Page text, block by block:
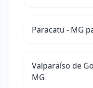
Paracatu - MG
Valparaíso de
MG